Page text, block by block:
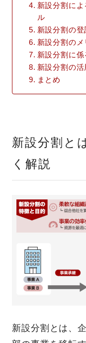
新設分割に
ル
新設分割の
新設分割の
新設分割に
新設分割の活
まとめ
新設分割と
く解説
新設分割とは、